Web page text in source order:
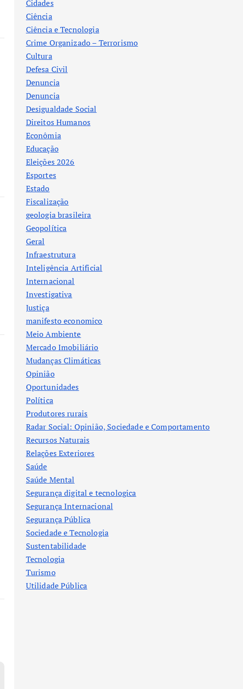
Cidades
Ciência
Ciência e Tecnologia
Crime Organizado – Terrorismo
Cultura
Defesa Civil
Denuncia
Denuncia
Desigualdade Social
Direitos Humanos
Econômia
Educação
Eleições 2026
Esportes
Estado
Fiscalização
geologia brasileira
Geopolítica
Geral
Infraestrutura
Inteligência Artificial
Internacional
Investigativa
Justiça
manifesto economico
Meio Ambiente
Mercado Imobiliário
Mudanças Climáticas
Opinião
Oportunidades
Política
Produtores rurais
Radar Social: Opinião, Sociedade e Comportamento
Recursos Naturais
Relações Exteriores
Saúde
Saúde Mental
Segurança digital e tecnologica
Segurança Internacional
Segurança Pública
Sociedade e Tecnologia
Sustentabilidade
Tecnologia
Turismo
Utilidade Pública